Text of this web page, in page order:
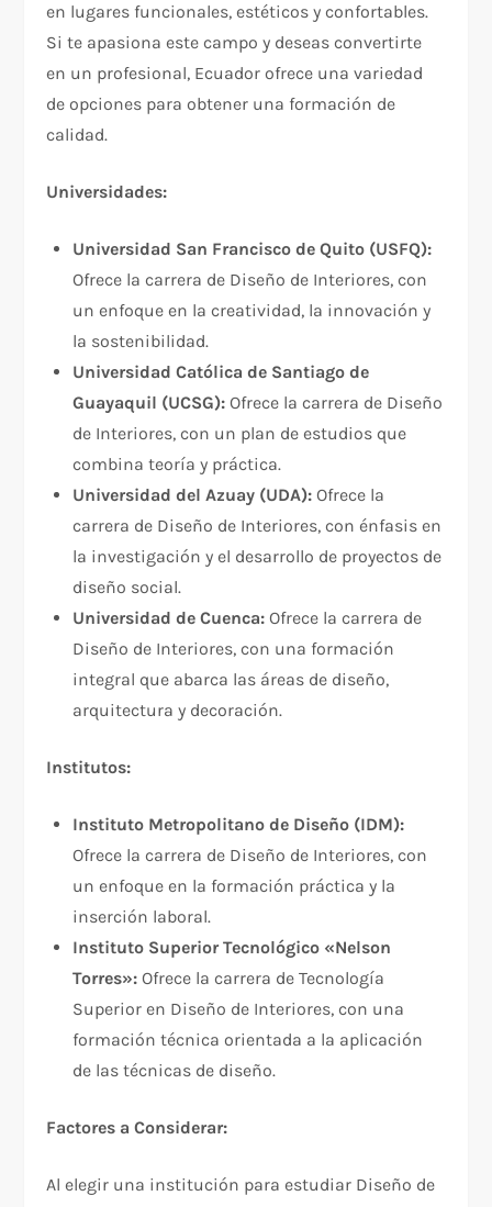
en lugares funcionales, estéticos y confortables.
Si te apasiona este campo y deseas convertirte
en un profesional, Ecuador ofrece una variedad
de opciones para obtener una formación de
calidad.
Universidades:
Universidad San Francisco de Quito (USFQ):
Ofrece la carrera de Diseño de Interiores, con
un enfoque en la creatividad, la innovación y
la sostenibilidad.
Universidad Católica de Santiago de
Guayaquil (UCSG): Ofrece la carrera de Diseño
de Interiores, con un plan de estudios que
combina teoría y práctica.
Universidad del Azuay (UDA): Ofrece la
carrera de Diseño de Interiores, con énfasis en
la investigación y el desarrollo de proyectos de
diseño social.
Universidad de Cuenca: Ofrece la carrera de
Diseño de Interiores, con una formación
integral que abarca las áreas de diseño,
arquitectura y decoración.
Institutos:
Instituto Metropolitano de Diseño (IDM):
Ofrece la carrera de Diseño de Interiores, con
un enfoque en la formación práctica y la
inserción laboral.
Instituto Superior Tecnológico «Nelson
Torres»: Ofrece la carrera de Tecnología
Superior en Diseño de Interiores, con una
formación técnica orientada a la aplicación
de las técnicas de diseño.
Factores a Considerar:
Al elegir una institución para estudiar Diseño de